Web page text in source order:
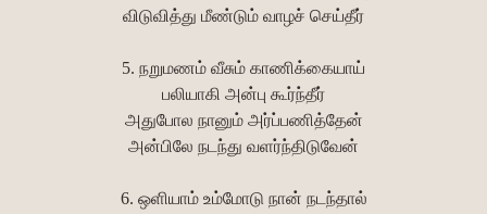
விடுவித்து மீண்டும் வாழச் செய்தீர்
5. நறுமணம் வீசும் காணிக்கையாய்
பலியாகி அன்பு கூர்ந்தீர்
அதுபோல நானும் அர்ப்பணித்தேன்
அன்பிலே நடந்து வளர்ந்திடுவேன்
6. ஒளியாம் உம்மோடு நான் நடந்தால்